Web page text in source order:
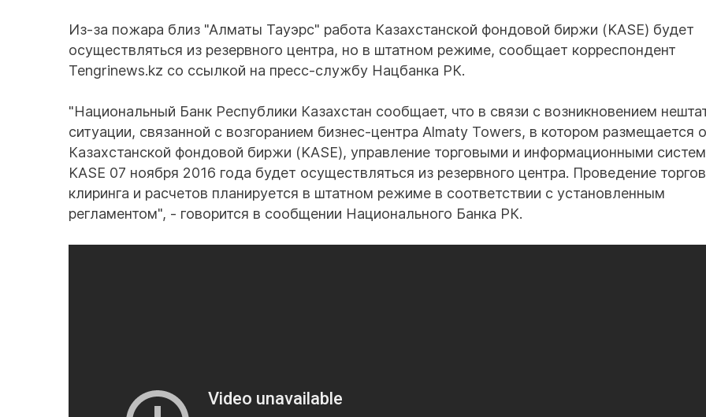
Из-за пожара близ "Алматы Тауэрс" работа Казахстанской фондовой биржи (KASE) будет
осуществляться из резервного центра, но в штатном режиме, сообщает корреспондент
Tengrinews.kz со ссылкой на пресс-службу Нацбанка РК.
"Национальный Банк Республики Казахстан сообщает, что в связи с возникновением
ситуации, связанной с возгоранием бизнес-центра Almaty Towers, в котором размещается
Казахстанской фондовой биржи (KASE), управление торговыми и информационными
KASE 07 ноября 2016 года будет осуществляться из резервного центра. Проведение
клиринга и расчетов планируется в штатном режиме в соответствии с установленным
регламентом", - говорится в сообщении Национального Банка РК.